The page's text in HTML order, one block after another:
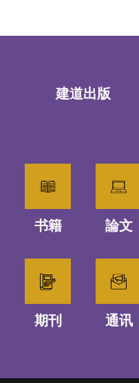
建道出版
书籍 論文
期刊 通讯